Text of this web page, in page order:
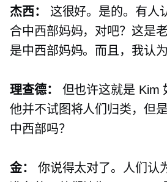
杰西：
这很好。是的。有人
合中西部妈妈，对吧？这是
是中西部妈妈。而且，我认
理查德：
但也许这就是 Kim
他并不试图将人们归类，但
中西部吗？
金：
你说得太对了。人们认